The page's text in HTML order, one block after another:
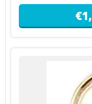
€1,